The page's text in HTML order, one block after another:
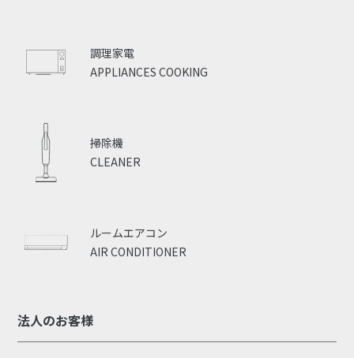
APPLIANCES COOKING
調理家電
CLEANER
掃除機
AIR CONDITIONER
ルームエアコン
法人のお客様